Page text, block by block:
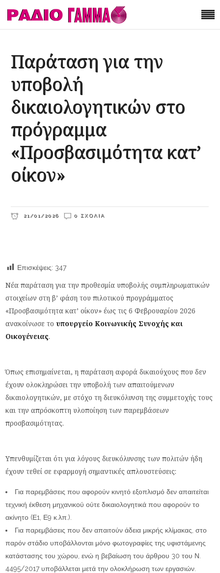
Παράταση για την
υποβολή
δικαιολογητικών στο
πρόγραμμα
«Προσβασιμότητα κατ’
οίκον»
21/01/2026 0 ΣΧΌΛΙΑ
Επισκέψεις: 347
Νέα παράταση για την προθεσμία υποβολής συμπληρωματικών
στοιχείων στη β’ φάση του πιλοτικού προγράμματος
«Προσβασιμότητα κατ’ οίκον» έως τις 6 Φεβρουαρίου 2026
ανακοίνωσε τουπουργείο Κοινωνικής Συνοχής και
Οικογένειας.
Όπως επισημαίνεται, η παράταση αφορά δικαιούχους που δεν
έχουν ολοκληρώσει την υποβολή των απαιτούμενων
δικαιολογητικών, με στόχο τη διευκόλυνση της συμμετοχής τους
και την απρόσκοπτη υλοποίηση των παρεμβάσεων
προσβασιμότητας.
Υπενθυμίζεται ότι για λόγους διευκόλυνσης των πολιτών ήδη
έχουν τεθεί σε εφαρμογή σημαντικές απλουστεύσεις:
Για παρεμβάσεις που αφορούν κινητό εξοπλισμό δεν απαιτείται
τεχνική έκθεση μηχανικού ούτε δικαιολογητικά που αφορούν το
ακίνητο (Ε1, Ε9 κ.λπ.).
Για παρεμβάσεις που δεν απαιτούν άδεια μικρής κλίμακας, στο
παρόν στάδιο υποβάλλονται μόνο φωτογραφίες της υφιστάμενης
κατάστασης του χώρου, ενώ η βεβαίωση του άρθρου 30 του Ν.
4495/2017 υποβάλλεται μετά την ολοκλήρωση των εργασιών.